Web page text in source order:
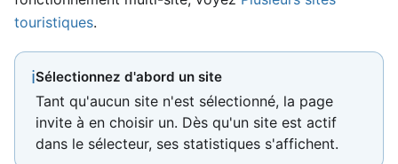
touristiques.
ℹSélectionnez d'abord un site
Tant qu'aucun site n'est sélectionné, la page
invite à en choisir un. Dès qu'un site est actif
dans le sélecteur, ses statistiques s'affichent.